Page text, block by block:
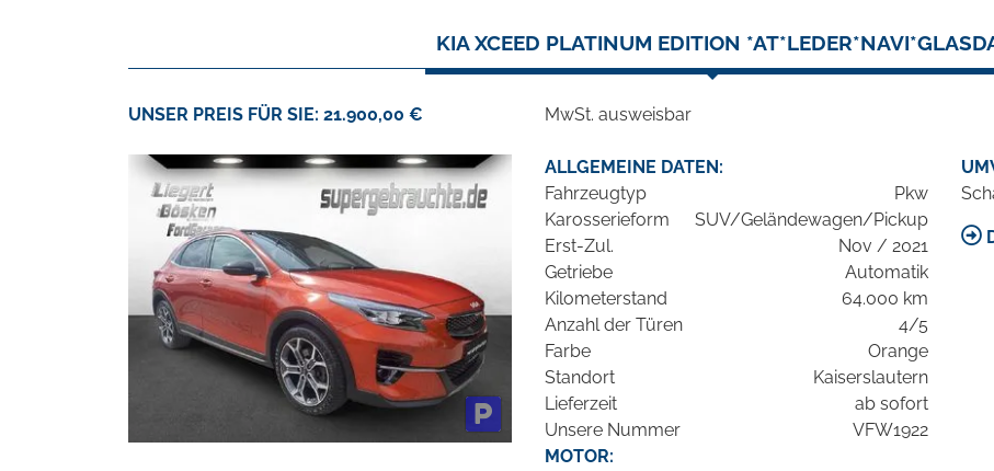
KIA XCEED PLATINUM EDITION
UNSER PREIS FÜR SIE: 21.900,00 € MwSt. ausweisbar
ALLGEMEINE DATEN:
Fahrzeugtyp
Pkw
Karosserieform
SUV/Geländewagen/Pickup
Erst-Zul.
Nov / 2021
Getriebe
Automatik
Kilometerstand
64.000 km
Anzahl der Türen
4/5
Farbe
Orange
Standort
Kaiserslautern
Lieferzeit
ab sofort
Unsere Nummer
VFW1922
MOTOR: